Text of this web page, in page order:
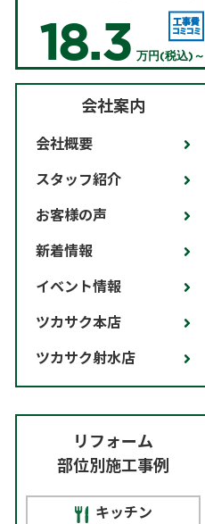
18.3 万円(税込)～
会社案内
会社概要
スタッフ紹介
お客様の声
新着情報
イベント情報
ツカサク本店
ツカサク射水店
リフォーム
部位別施工事例
キッチン